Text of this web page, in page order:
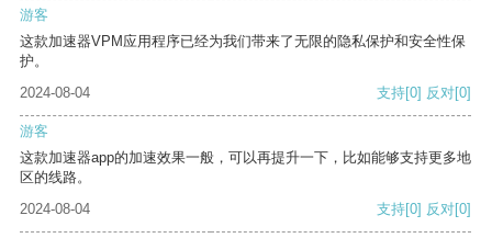
游客
这款加速器VPM应用程序已经为我们带来了无限的隐私保护和安全性保
护。
2024-08-04
支持[0] 反对[0]
游客
这款加速器app的加速效果一般，可以再提升一下，比如能够支持更多地
区的线路。
2024-08-04
支持[0] 反对[0]